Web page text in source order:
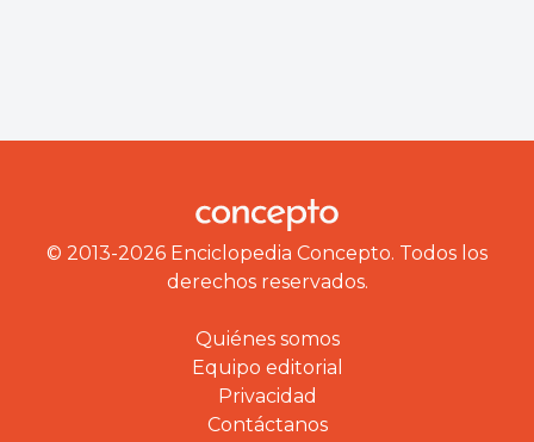
© 2013-2026 Enciclopedia Concepto. Todos los
derechos reservados.
Quiénes somos
Equipo editorial
Privacidad
Contáctanos